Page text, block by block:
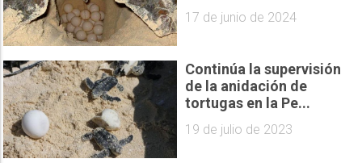
17 de junio de 2024
Continúa la supervisión
de la anidación de
tortugas en la Pe...
19 de julio de 2023